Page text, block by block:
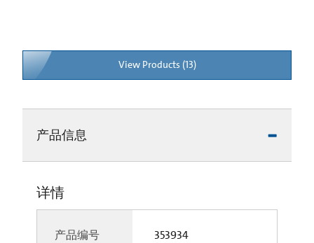
View Products (13)
产品信息
详情
产品编号 353934